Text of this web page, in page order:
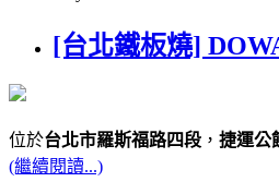
[台北鐵板燒]
位於台北市羅斯福路四段 ， 捷運公
(繼續閱讀...)